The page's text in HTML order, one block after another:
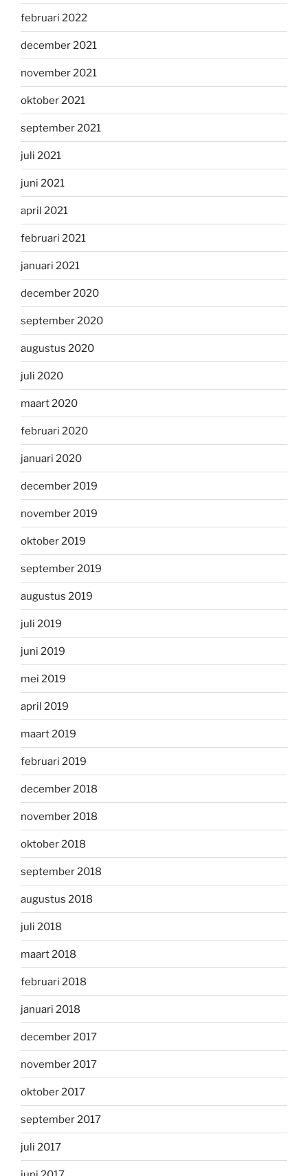
februari 2022
december 2021
november 2021
oktober 2021
september 2021
juli 2021
juni 2021
april 2021
februari 2021
januari 2021
december 2020
september 2020
augustus 2020
juli 2020
maart 2020
februari 2020
januari 2020
december 2019
november 2019
oktober 2019
september 2019
augustus 2019
juli 2019
juni 2019
mei 2019
april 2019
maart 2019
februari 2019
december 2018
november 2018
oktober 2018
september 2018
augustus 2018
juli 2018
maart 2018
februari 2018
januari 2018
december 2017
november 2017
oktober 2017
september 2017
juli 2017